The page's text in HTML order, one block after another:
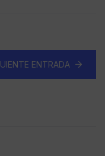
ENTRADA